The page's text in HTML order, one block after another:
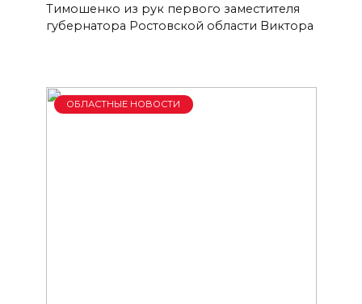
Тимошенко из рук первого заместителя
губернатора Ростовской области Виктора
ОБЛАСТНЫЕ НОВОСТИ